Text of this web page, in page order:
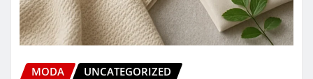
MODA UNCATEGORIZED